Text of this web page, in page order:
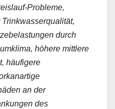
Probleme,
durch
höhere mittlere
häufigere
an der
des